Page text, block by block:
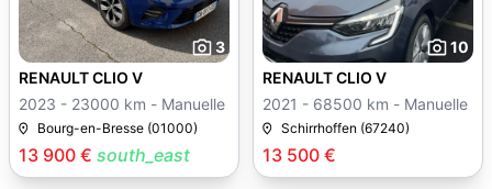
3
13 900 € south_east
RENAULT CLIO V
2023 - 23000 km - Manuelle
Bourg-en-Bresse (01000)
10
13 500 €
RENAULT CLIO V
2021 - 68500 km - Manuelle
Schirrhoffen (67240)